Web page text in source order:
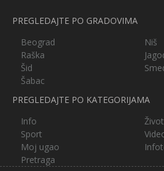
PREGLEDAJTE PO GRADOVIMA
Beograd
Niš
Raška
Šid
Šabac
PREGLEDAJTE PO KATEGORIJAMA
Info
Život
Sport
Moj ugao
Pretraga